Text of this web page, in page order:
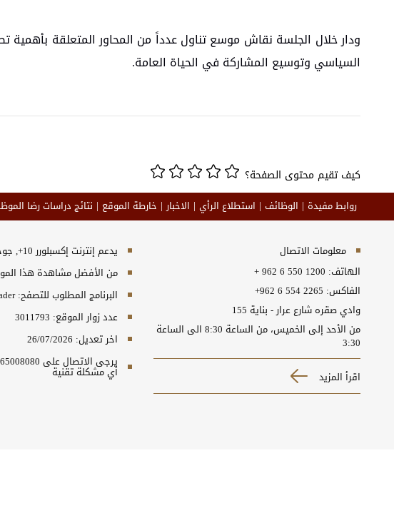
ودار خلال الجلسة نقاش موسع تناول عدداً من المحاور المتعلقة بأهمية
السياسي وتوسيع المشاركة في الحياة العامة.
كيف تقيم محتوى الصفحة؟
روابط مفيدة الوظائف استطلاع الرأي الاخبار خارطة الموقع نتائج دراسات رضا
معلومات الاتصال
الهاتف: + 962 6 550 1200
الفاكس: +962 6 554 2265
وادي صقره شارع عرار - بناية 155
من الأحد إلى الخميس، من الساعة 8:30 الى الساعة
3:30
اقرأ المزيد
يدعم إنترنت إكسبلورر 10+, جوجل كروم, فايرفوكس, سفاري
من الأفضل مشاهدة هذا الموقع
البرنامج المطلوب للتصفح: Adobe Reader
عدد زوار الموقع: 3011793
اخر تعديل: 26/07/2026
أي مشكلة تقنية